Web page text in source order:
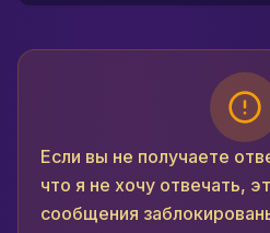
Если вы не получаете
что я не хочу отвечать,
сообщения